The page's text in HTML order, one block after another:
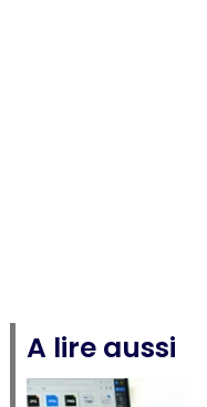
A lire aussi